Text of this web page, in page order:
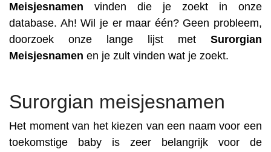
Meisjesnamen vinden die je zoekt in onze
database. Ah! Wil je er maar één? Geen probleem,
doorzoek onze lange lijst met Surorgian
Meisjesnamen en je zult vinden wat je zoekt.
Surorgian meisjesnamen
Het moment van het kiezen van een naam voor een
toekomstige baby is zeer belangrijk voor de